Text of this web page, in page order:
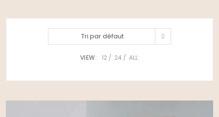
Tri par défaut
VIEW: 12 24 ALL: